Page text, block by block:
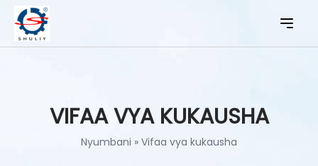
VIFAA VYA KUKAUSHA
Nyumbani » Vifaa vya kukausha